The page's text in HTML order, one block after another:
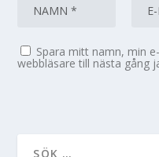
Spara mitt namn, min
webbläsare till nästa gång